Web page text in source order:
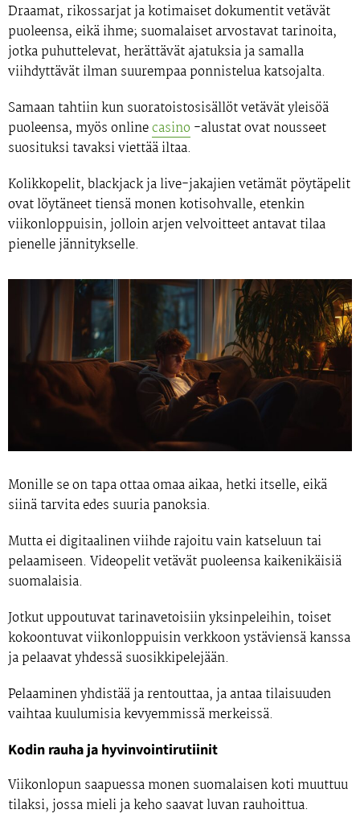
Draamat, rikossarjat ja kotimaiset dokumentit vetävät
puoleensa, eikä ihme; suomalaiset arvostavat tarinoita,
jotka puhuttelevat, herättävät ajatuksia ja samalla
viihdyttävät ilman suurempaa ponnistelua katsojalta.
Samaan tahtiin kun suoratoistosisällöt vetävät yleisöä
puoleensa, myös onlinecasino -alustat ovat nousseet
suosituksi tavaksi viettää iltaa.
Kolikkopelit, blackjack ja live-jakajien vetämät pöytäpelit
ovat löytäneet tiensä monen kotisohvalle, etenkin
viikonloppuisin, jolloin arjen velvoitteet antavat tilaa
pienelle jännitykselle.
Monille se on tapa ottaa omaa aikaa, hetki itselle, eikä
siinä tarvita edes suuria panoksia.
Mutta ei digitaalinen viihde rajoitu vain katseluun tai
pelaamiseen. Videopelit vetävät puoleensa kaikenikäisiä
suomalaisia.
Jotkut uppoutuvat tarinavetoisiin yksinpeleihin, toiset
kokoontuvat viikonloppuisin verkkoon ystäviensä kanssa
ja pelaavat yhdessä suosikkipelejään.
Pelaaminen yhdistää ja rentouttaa, ja antaa tilaisuuden
vaihtaa kuulumisia kevyemmissä merkeissä.
Kodin rauha ja hyvinvointirutiinit
Viikonlopun saapuessa monen suomalaisen koti muuttuu
tilaksi, jossa mieli ja keho saavat luvan rauhoittua.